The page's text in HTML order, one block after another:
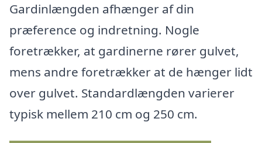
Gardinlængden afhænger af din
præference og indretning. Nogle
foretrækker, at gardinerne rører gulvet,
mens andre foretrækker at de hænger lidt
over gulvet. Standardlængden varierer
typisk mellem 210 cm og 250 cm.